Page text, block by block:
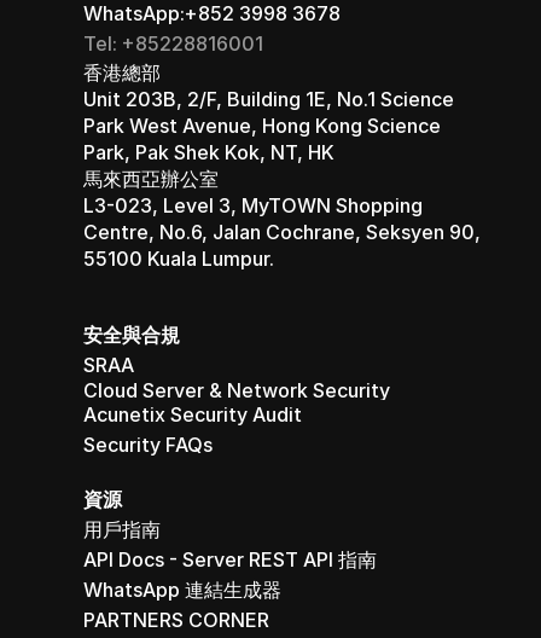
WhatsApp:+852 3998 3678
Tel: +85228816001
香港總部
Unit 203B, 2/F, Building 1E, No.1 Science
Park West Avenue, Hong Kong Science
Park, Pak Shek Kok, NT, HK
馬來西亞辦公室
L3-023, Level 3, MyTOWN Shopping
Centre, No.6, Jalan Cochrane, Seksyen 90,
55100 Kuala Lumpur.
安全與合規
SRAA
Cloud Server & Network Security
Acunetix Security Audit
Security FAQs
資源
用戶指南
API Docs - Server REST API 指南
WhatsApp 連結生成器
PARTNERS CORNER